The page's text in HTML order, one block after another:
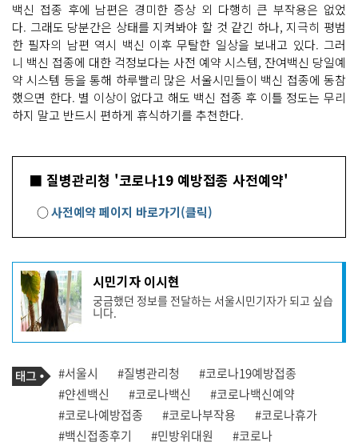
백신 접종 후에 남편은 경미한 증상 외 다행히 큰 부작용은 없었
다. 그래도 당분간은 상태를 지켜봐야 할 것 같긴 하나, 지극히 평범
한 필자의 남편 역시 백신 이후 무탈한 일상을 보내고 있다. 그러
니 백신 접종에 대한 걱정보다는 사전 예약 시스템, 잔여백신 당일예
약 시스템 등을 통해 하루빨리 많은 서울시민들이 백신 접종에 동참
했으면 한다. 별 이상이 없다고 해도 백신 접종 후 이틀 정도는 무리
하지 말고 반드시 편하게 휴식하기를 추천한다.
■ 질병관리청 '코로나19 예방접종 사전예약'
○사전예약 페이지 바로가기(클릭)
기
사
작
성
자
프
필
시민기자 이시현
궁금했던 정보를 전달하는 서울시민기자가 되고 싶습
니다.
기
사
관
련
태
그
태
그
#서울시 #질병관리청
#코로나19예방접종
#얀센백신
#코로나백신
#코로나백신예약
#코로나예방접종
#코로나부작용
#코로나휴가
#백신접종후기
#민방위대원 #코로나